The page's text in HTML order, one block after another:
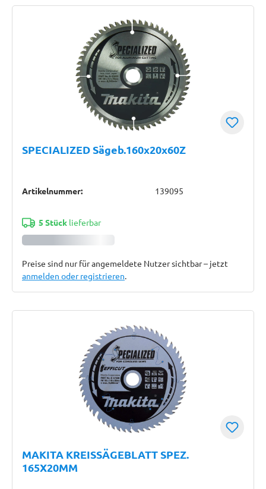
SPECIALIZED Sägeb.160x20x60Z
Artikelnummer: 139095
5 Stücklieferbar
Preise sind nur für angemeldete Nutzer sichtbar – jetzt
anmelden oder registrieren.
MAKITA KREISSÄGEBLATT SPEZ.
165X20MM